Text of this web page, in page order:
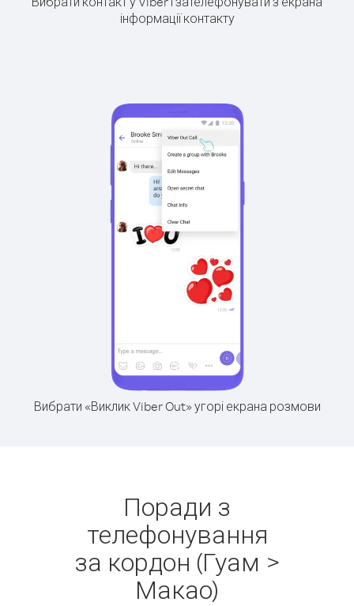
інформації контакту
Вибрати «Виклик Viber Out» угорі екрана розмови
Поради з
телефонування
за кордон (Гуам >
Макао)